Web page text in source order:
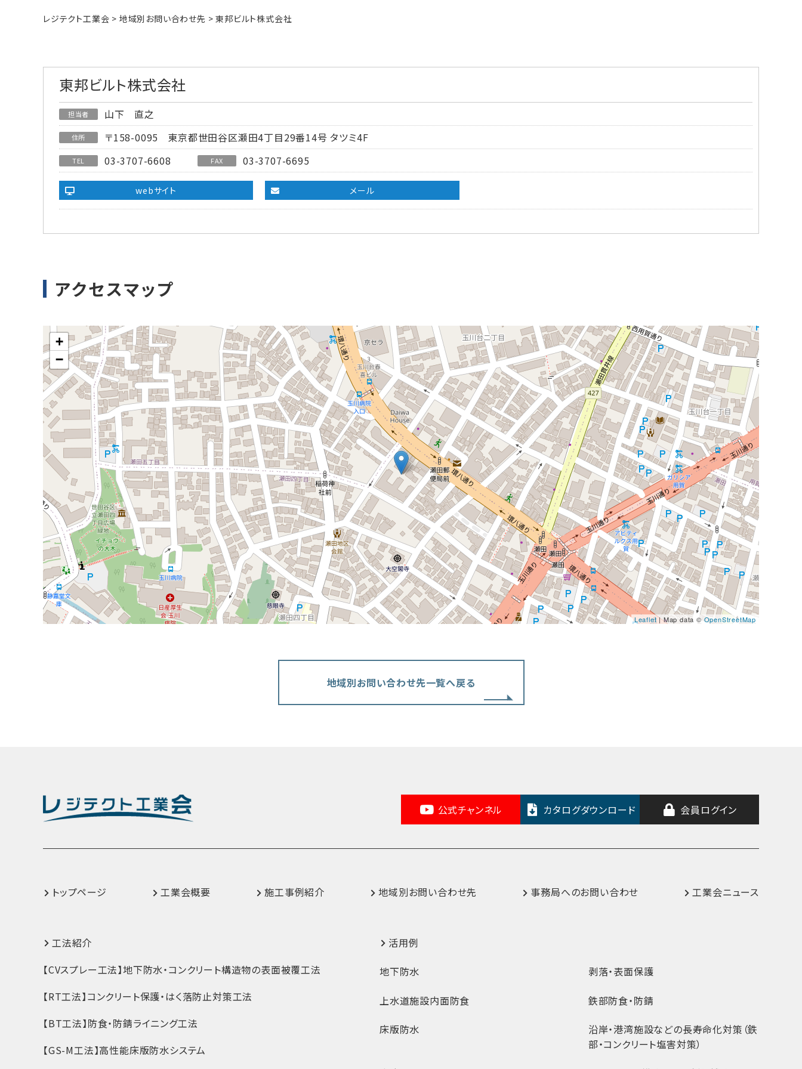
レジテクト工業会 > 地域別お問い合わせ先 >東邦ビルト株式会社
東邦ビルト株式会社
担当者 山下 直之
住所 〒158-0095 東京都世田谷区瀬田4丁目29番14号 タツミ4F
TEL 03-3707-6608 FAX 03-3707-6695
webサイト メール
アクセスマップ
+
−
Leaflet| Map data ©OpenStreetMap
地域別お問い合わせ先一覧へ戻る
公式チャンネル カタログダウンロード 会員ログイン
トップページ 工業会概要 施工事例紹介 地域別お問い合わせ先 事務局へのお問い合わせ 工業会ニュース
工法紹介
【CVスプレー工法】地下防水・コンクリート構造物の表面被覆工法
【RT工法】コンクリート保護・はく落防止対策工法
【BT工法】防食・防錆ライニング工法
【GS-M工法】高性能床版防水システム
活用例
地下防水 剥落・表面保護
上水道施設内面防食 鉄部防食・防錆
床版防水
沿岸・港湾施設などの長寿命化対策（鉄
部・コンクリート塩害対策）